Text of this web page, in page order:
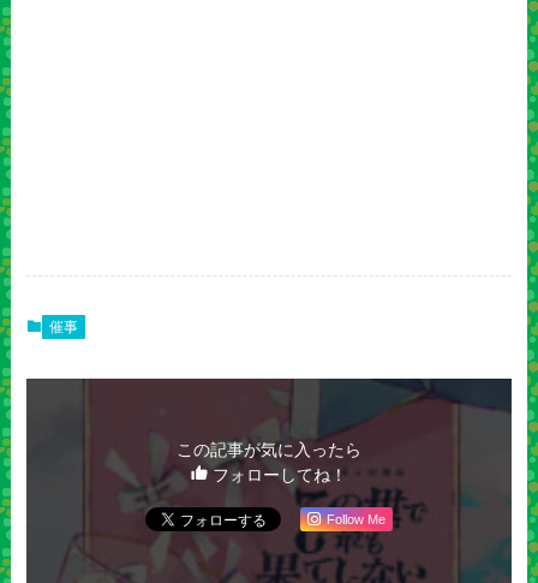
催事
この記事が気に入ったら
フォローしてね！
Follow Me